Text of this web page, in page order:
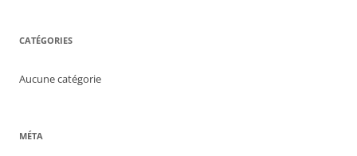
CATÉGORIES
Aucune catégorie
MÉTA